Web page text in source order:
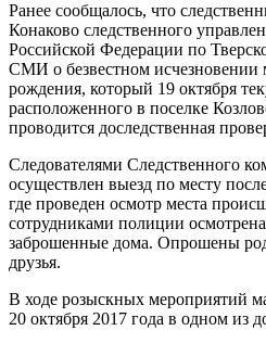
Ранее сообщалось, что
Конаково следственного
Российской Федерации по
СМИ о безвестном исчезновении
рождения, который 19 октября
расположенного в поселке
проводится доследственная
Следователями Следственного
осуществлен выезд по месту
где проведен осмотр места
сотрудниками полиции
заброшенные дома. Опрошены
друзья.
В ходе розыскных мероприятий
20 октября 2017 года в одном из